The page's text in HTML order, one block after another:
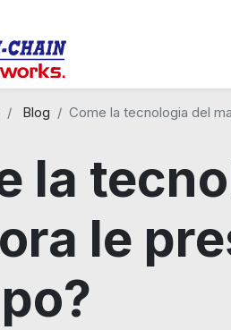
Blog Come la tecnologia del
la
le